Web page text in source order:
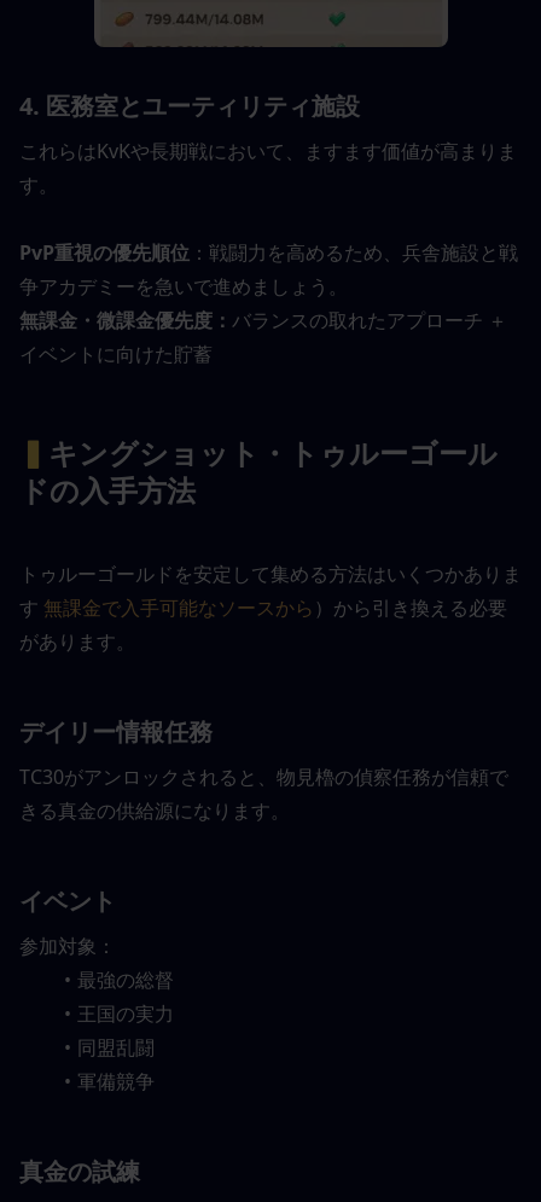
4. 医務室とユーティリティ施設
これらはKvKや長期戦において、ますます価値が高まりま
す。
PvP重視の優先順位 ：戦闘力を高めるため、兵舎施設と戦
争アカデミーを急いで進めましょう。
無課金・微課金優先度： バランスの取れたアプローチ ＋
イベントに向けた貯蓄
▍ キングショット・トゥルーゴール
ドの入手方法
トゥルーゴールドを安定して集める方法はいくつかありま
す 無課金で入手可能なソースから ）から引き換える必要
があります。
デイリー情報任務
TC30がアンロックされると、物見櫓の偵察任務が信頼で
きる真金の供給源になります。
イベント
参加対象：
最強の総督
王国の実力
同盟乱闘
軍備競争
真金の試練